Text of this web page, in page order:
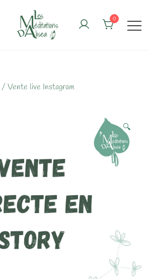
0
/ Vente live Instagram
🔍